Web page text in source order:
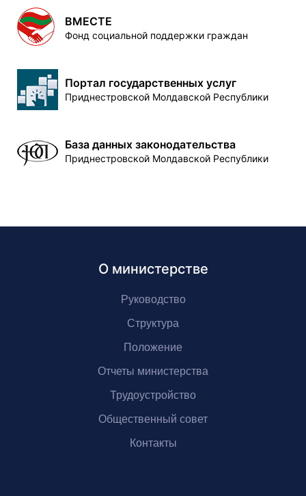
ВМЕСТЕ
Фонд социальной поддержки граждан
Портал государственных услуг
Приднестровской Молдавской Республики
База данных законодательства
Приднестровской Молдавской Республики
О министерстве
Руководство
Структура
Положение
Отчеты министерства
Трудоустройство
Общественный совет
Контакты